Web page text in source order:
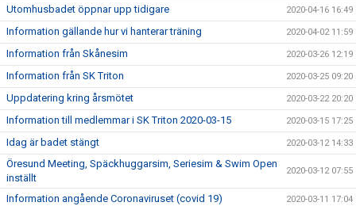
Utomhusbadet öppnar upp tidigare 2020-04-16 16:49
Information gällande hur vi hanterar träning 2020-04-02 11:59
Information från Skånesim 2020-03-26 12:19
Information från SK Triton 2020-03-25 09:20
Uppdatering kring årsmötet 2020-03-22 20:20
Information till medlemmar i SK Triton 2020-03-15 2020-03-15 17:25
Idag är badet stängt 2020-03-12 14:33
Öresund Meeting, Späckhuggarsim, Seriesim & Swim Open
inställt
2020-03-12 07:55
Information angående Coronaviruset (covid 19) 2020-03-11 17:04